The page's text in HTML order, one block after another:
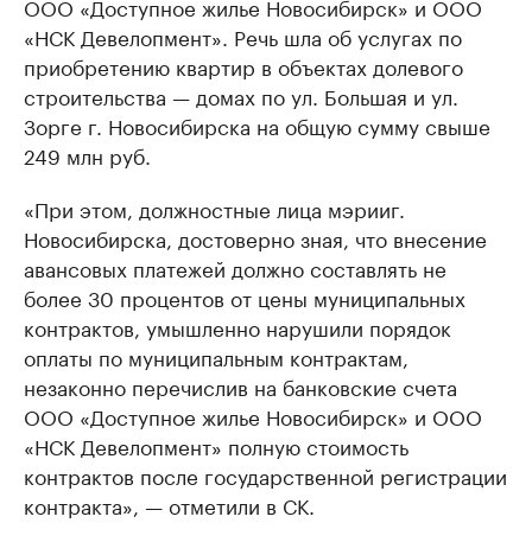
«НСК Девелопмент». Речь шла об услугах по
приобретению квартир в объектах долевого
строительства — домах по ул. Большая и ул.
Зорге г. Новосибирска на общую сумму свыше
249 млн руб.
«При этом, должностные лица мэрииг
Новосибирска, достоверно зная, что внесение
авансовых платежей должно составлять не
более 30 процентов от цены муниципальных
контрактов, умышленно нарушили порядок
оплаты по муниципальным контрактам,
незаконно перечислив на банковские счета
ООО «Доступное жилье Новосибирск» и ООО
«НСК Девелопмент» полную стоимость
контрактов после государственной регистрации
контракта», — отметили в СК.